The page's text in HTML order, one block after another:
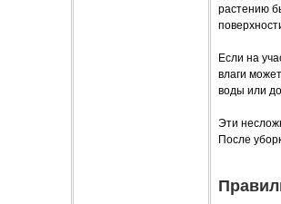
растению
Если на
влаги
воды или
Эти
После